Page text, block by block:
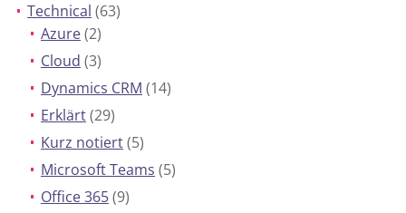
Technical (63)
Azure(2)
Cloud (3)
Dynamics CRM (14)
Erklärt(29)
Kurz notiert(5)
Microsoft Teams (5)
Office 365(9)